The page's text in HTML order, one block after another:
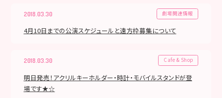
2018.03.30 劇場関連情報
4月10日までの公演スケジュールと遠方枠募集について
2018.03.30 Cafe & Shop
明日発売！アクリルキーホルダー・時計・モバイルスタンドが登
場です★☆